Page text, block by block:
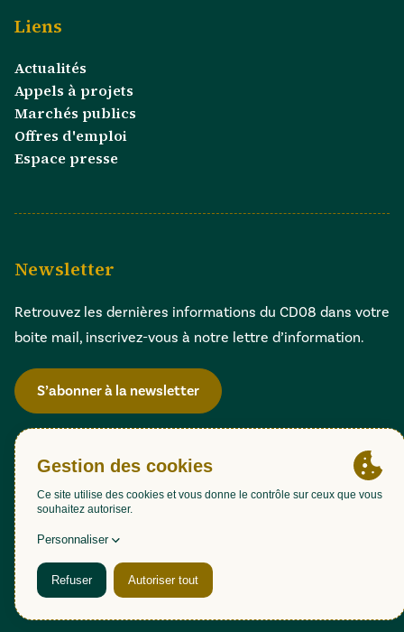
Liens
Actualités
Appels à projets
Marchés publics
Offres d'emploi
Espace presse
Newsletter
Retrouvez les dernières informations du CD08 dans votre
boite mail, inscrivez-vous à notre lettre d’information.
S’abonner à la newsletter
Gestion des cookies
Accessibilité : partiellement conforme (98,51%)
Mentions légales
Politique de confidentialité
Plan du site
Une création